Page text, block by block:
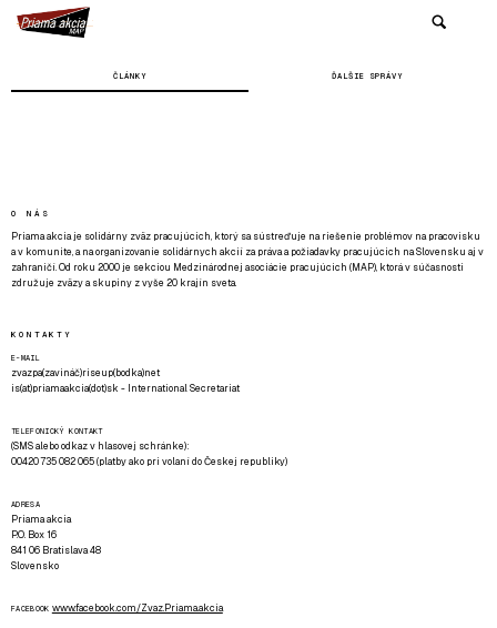
ČLÁNKY ĎALŠIE SPRÁVY
O NÁS
Priama akcia je solidárny zväz pracujúcich, ktorý sa sústreďuje na riešenie problémov na pracovisku
a v komunite, a na organizovanie solidárnych akcií za práva a požiadavky pracujúcich na Slovensku aj v
zahraničí. Od roku 2000 je sekciou Medzinárodnej asociácie pracujúcich (MAP), ktorá v súčasnosti
združuje zväzy a skupiny z vyše 20 krajín sveta.
KONTAKTY
E-MAIL
zvazpa(zavináč)riseup(bodka)net
is(at)priamaakcia(dot)sk - International Secretariat
TELEFONICKÝ KONTAKT
(SMS alebo odkaz v hlasovej schránke):
00420 735 082 065 (platby ako pri volaní do Českej republiky)
ADRESA
Priama akcia
P.O. Box 16
841 06 Bratislava 48
Slovensko
FACEBOOK www.facebook.com/Zvaz.Priama.akcia